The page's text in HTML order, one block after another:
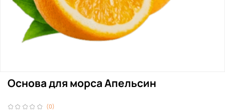
(0)
Основа для морса Апельсин